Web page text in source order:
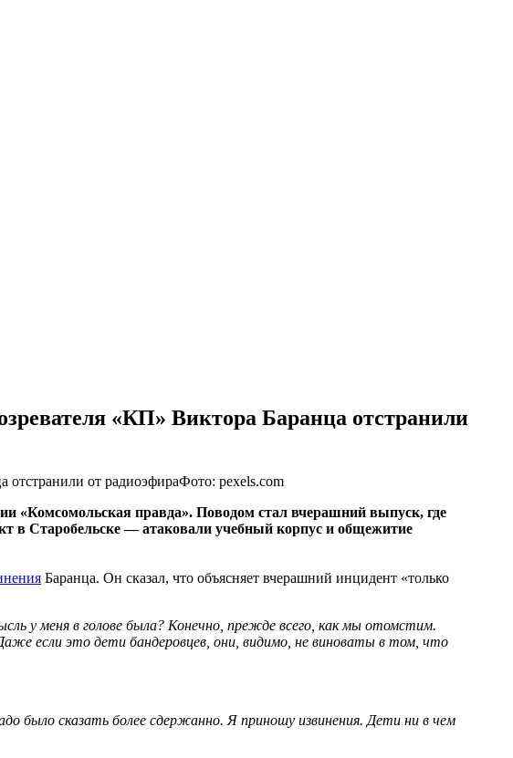
«КП» Виктора Баранца отстранили
Фото: pexels.com
«Комсомольская правда». Поводом стал вчерашний выпуск, где
в Старобельске — атаковали учебный корпус и общежитие
Баранца. Он сказал, что объясняет вчерашний инцидент «только
у меня в голове была? Конечно, прежде всего, как мы отомстим.
если это дети бандеровцев, они, видимо, не виноваты в том, что
было сказать более сдержанно. Я приношу извинения. Дети ни в чем